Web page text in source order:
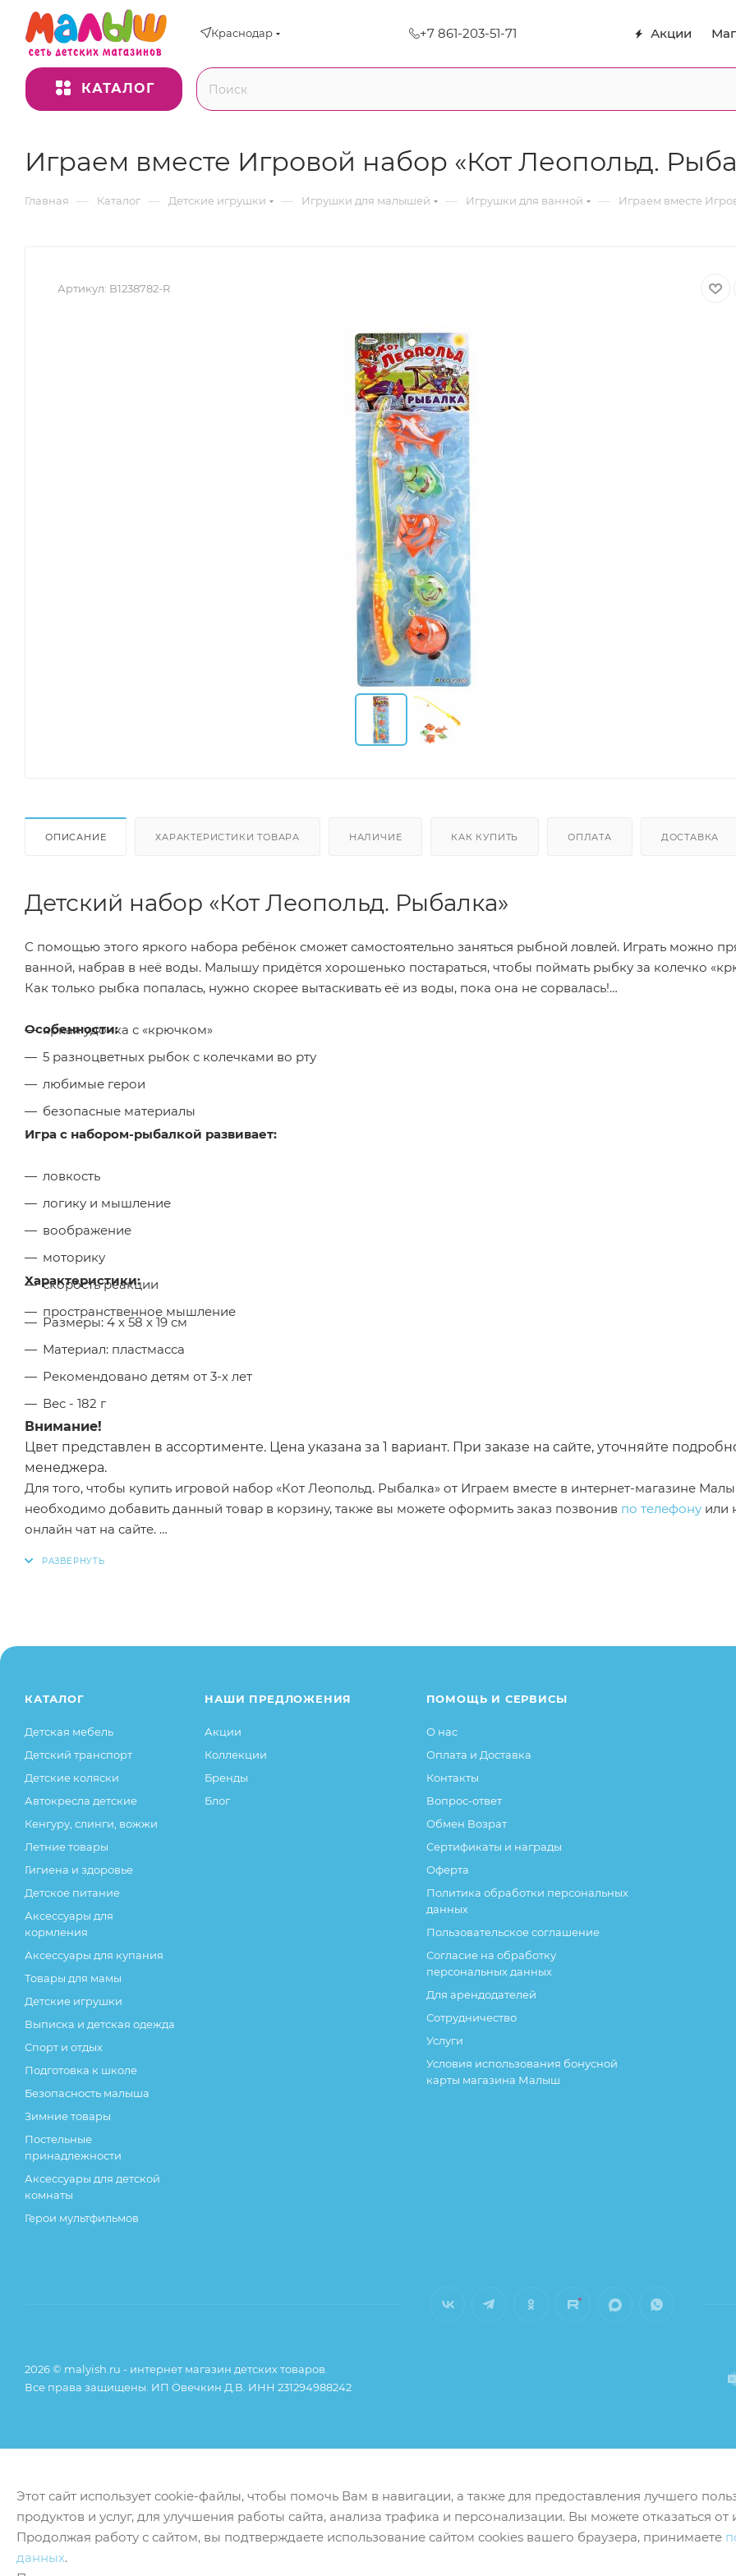
Краснодар +7 861-203-51-71 Акции
КАТАЛОГ
Играем вместе Игровой набор «Кот Леопольд.
Главная — Каталог — Детские игрушки — Игрушки для малышей — Игрушки для ванной — Играем вместе
Артикул: B1238782-R
ОПИСАНИЕ ХАРАКТЕРИСТИКИ ТОВАРА НАЛИЧИЕ КАК КУПИТЬ ОПЛАТА ДОСТАВКА
Детский набор «Кот Леопольд. Рыбалка»
С помощью этого яркого набора ребёнок сможет самостоятельно заняться рыбной ловлей. Играть можно
ванной, набрав в неё воды. Малышу придётся хорошенько постараться, чтобы поймать рыбку за колечко
Как только рыбка попалась, нужно скорее вытаскивать её из воды, пока она не сорвалась!
Особенности:
яркая удочка с «крючком»
5 разноцветных рыбок с колечками во рту
любимые герои
безопасные материалы
Игра с набором-рыбалкой развивает:
ловкость
логику и мышление
воображение
моторику
скорость реакции
пространственное мышление
Характеристики:
Размеры: 4 x 58 x 19 см
Материал: пластмасса
Рекомендовано детям от 3-х лет
Вес - 182 г
Внимание!
Цвет представлен в ассортименте. Цена указана за 1 вариант. При заказе на сайте, уточняйте
менеджера.
Для того, чтобы купить игровой набор «Кот Леопольд. Рыбалка» от Играем вместе в интернет-магазине
необходимо добавить данный товар в корзину, также вы можете оформить заказ позвонив по телефону или
онлайн чат на сайте.
КАТАЛОГ
Детская мебель
Детский транспорт
Детские коляски
Автокресла детские
Кенгуру, слинги, вожжи
Летние товары
Гигиена и здоровье
Детское питание
Аксессуары для
кормления
Аксессуары для купания
Товары для мамы
Детские игрушки
Выписка и детская одежда
Спорт и отдых
Подготовка к школе
Безопасность малыша
Зимние товары
Постельные
принадлежности
Аксессуары для детской
комнаты
Герои мультфильмов
НАШИ ПРЕДЛОЖЕНИЯ
Акции
Коллекции
Бренды
Блог
ПОМОЩЬ И СЕРВИСЫ
О нас
Оплата и Доставка
Контакты
Вопрос-ответ
Обмен Возрат
Сертификаты и награды
Оферта
Политика обработки персональных
данных
Пользовательское соглашение
Согласие на обработку
персональных данных
Для арендодателей
Сотрудничество
Услуги
Условия использования бонусной
карты магазина Малыш
2026 © malyish.ru - интернет магазин детских товаров.
Все права защищены. ИП Овечкин Д.В. ИНН 231294988242
Этот сайт использует cookie-файлы, чтобы помочь Вам в навигации, а также для предоставления лучшего
продуктов и услуг, для улучшения работы сайта, анализа трафика и персонализации. Вы можете отказаться
Продолжая работу с сайтом, вы подтверждаете использование сайтом cookies вашего браузера, принимаете
данных.